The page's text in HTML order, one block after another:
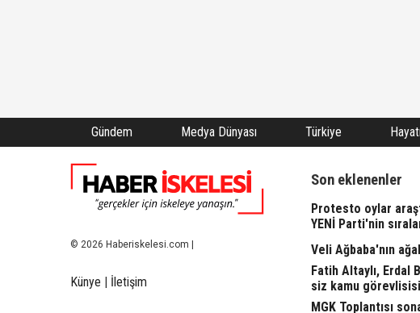
Gündem Medya Dünyası Türkiye
© 2026 Haberiskelesi.com |
Künye | İletişim
Son eklenenler
Protesto oylar
YENİ Parti'nin
Veli Ağbaba'nın
Fatih Altaylı, Erdal
siz kamu
MGK Toplantısı